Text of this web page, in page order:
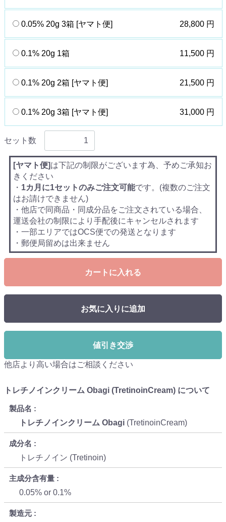
0.05% 20g 3箱 [ヤマト便] 28,800 円
0.1% 20g 1箱 11,500 円
0.1% 20g 2箱 [ヤマト便] 21,500 円
0.1% 20g 3箱 [ヤマト便] 31,000 円
セット数
[ヤマト便]は下記の制限がございます為、予めご承知お
きください
・ 1カ月に1セットのみご注文可能です。(複数のご注文
はお請けできません)
・他店で同商品・同成分品をご注文されている場合、
運送会社の制限により手配後にキャンセルされます
・一部エリアではOCS便での発送となります
・郵便局留めは出来ません
カートに入れる
お気に入りに追加
値引き交渉
他店より高い場合はご相談ください
トレチノインクリーム Obagi (TretinoinCream) について
製品名
トレチノインクリーム Obagi (TretinoinCream)
成分名
トレチノイン (Tretinoin)
主成分含有量
0.05% or 0.1%
製造元